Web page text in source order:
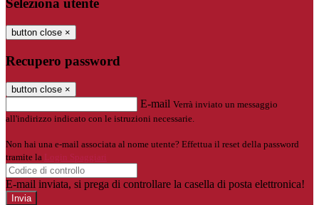
Seleziona utente
button close ×
Recupero password
button close ×
E-mail Verrà inviato un messaggio
all'indirizzo indicato con le istruzioni necessarie.
Non hai una e-mail associata al nome utente? Effettua il reset della password
tramite la
Login Spaggiari
E-mail inviata, si prega di controllare la casella di posta elettronica!